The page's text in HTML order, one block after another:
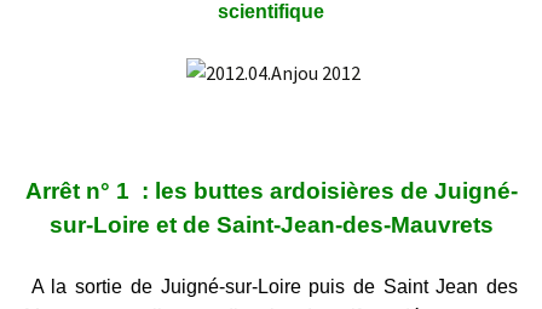
scientifique
Arrêt n° 1 : les buttes ardoisières de Juigné-
sur-Loire et de Saint-Jean-des-Mauvrets
A la sortie de Juigné-sur-Loire puis de Saint Jean des